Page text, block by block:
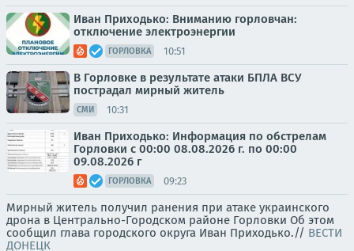
Иван Приходько: Вниманию горловчан:
отключение электроэнергии
ГОРЛОВКА 10:51
В Горловке в результате атаки БПЛА ВСУ
пострадал мирный житель
СМИ 10:31
Иван Приходько: Информация по обстрелам
Горловки с 00:00 08.08.2026 г. по 00:00
09.08.2026 г
ГОРЛОВКА 09:23
Мирный житель получил ранения при атаке украинского
дрона в Центрально-Городском районе Горловки Об этом
сообщил глава городского округа Иван Приходько.// ВЕСТИ
ДОНЕЦК